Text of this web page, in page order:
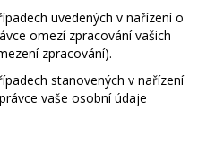
uvedených v nařízení o
omezí zpracování vašich
zpracování).
stanovených v nařízení
vaše osobní údaje